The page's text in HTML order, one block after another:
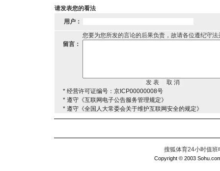
请发表您的看法
用户：
您要为您所发的言论的后果负责，故请各位遵纪守
留言：
* 经营许可证编号：京ICP00000008号
* 遵守《互联网电子公告服务管理规定》
* 遵守《全国人大常委会关于维护互联网安全的规定》
搜狐体育24小时值
Copyright © 2003